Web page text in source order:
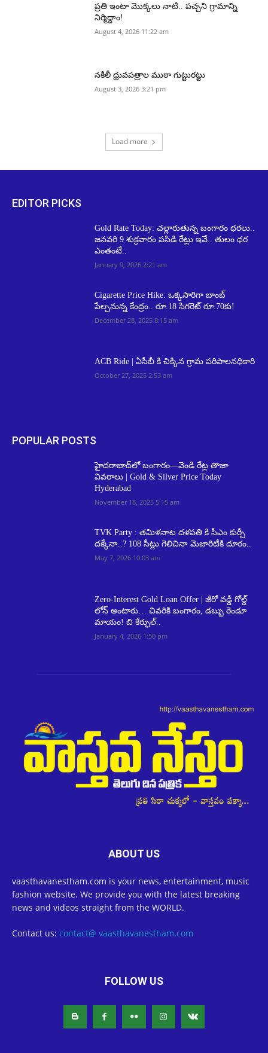
ప్రతి ఇంటా మొక్కలు నాటి.. పచ్చని గ్రామాన్ని
నిర్మిద్దాం!
August 4, 2026 11:22 am
నకిలీ ధ్రువపత్రాల ముఠా గుట్టురట్టు
August 3, 2026 3:21 pm
Load more
EDITOR PICKS
Gold Rate Today: చల్లారుతున్న బంగారం ధరలు..
జనవరి 9 శుక్రవారం పసిడి రేట్లు ఇవే.. తులం ధర
ఎంతంటే..
January 9, 2026 2:21 am
Cigarette Price Hike: ఒక్కసారిగా బాంబ్
పేల్చనున్న కేంద్రం.. రూ.18 సిగరెట్ రూ.70కు!
December 28, 2025 8:15 am
ACB Ride | ఏసీబీ కి చిక్కిన గ్రామ పరిపాలనధికారి
October 27, 2025 2:53 am
POPULAR POSTS
హైదరాబాద్‌లో బంగారం—వెండి రేట్ల తాజా
వివరాలు | Gold & Silver Price Today
Hyderabad
November 18, 2025 5:15 am
TVK Party : తమిళనాట దళపతి కి సీఎం కుర్చీ
దక్కేనా..? 108 సీట్లు గెలిచినా మెజారిటీకి దూరం..
May 7, 2026 10:03 am
Zero-Interest Gold Loan Offer | జీరో వడ్డీ గోల్డ్
లోన్ అంటారు… చివరికి బంగారం, డబ్బు రెండూ
మాయం! బి కేర్ఫుల్..
January 4, 2026 1:50 pm
ABOUT US
vaasthavanestham.com is your news, entertainment, music
fashion website. We provide you with the latest breaking
news and videos straight from the WORLD.
Contact us: contact@ vaasthavanestham.com
FOLLOW US